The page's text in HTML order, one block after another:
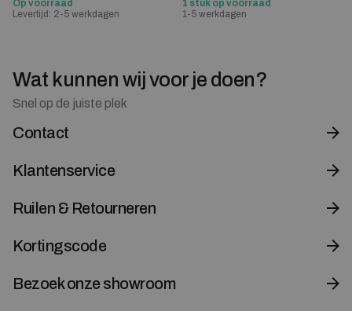
Op voorraad
Levertijd: 2-5 werkdagen
1 stuk op voorraad
1-5 werkdagen
Wat kunnen wij voor je doen?
Snel op de juiste plek
Contact
Klantenservice
Ruilen & Retourneren
Kortingscode
Bezoek onze showroom